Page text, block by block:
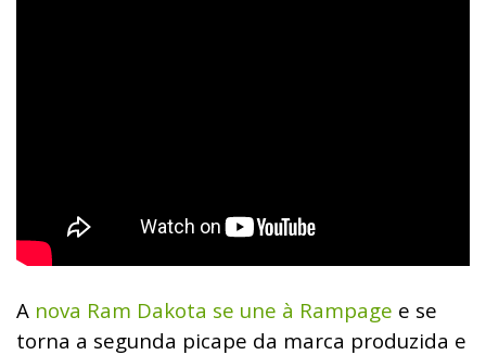
A nova Ram Dakota se une à Rampage e se
torna a segunda picape da marca produzida e